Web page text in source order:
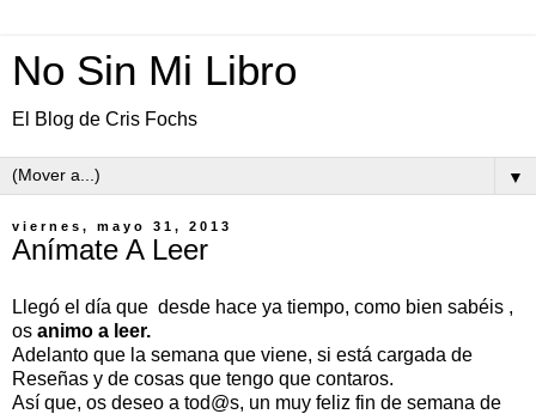
No Sin Mi Libro
El Blog de Cris Fochs
▼
viernes, mayo 31, 2013
Anímate A Leer
Llegó el día que desde hace ya tiempo, como bien sabéis ,
os animo a leer.
Adelanto que la semana que viene, si está cargada de
Reseñas y de cosas que tengo que contaros.
Así que, os deseo a tod@s, un muy feliz fin de semana de